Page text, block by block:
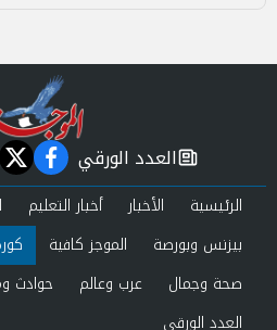
newspaper
العدد الورقي
الرئيسية الأخبار أخبار التعليم
بيزنس وبورصة
الموجز كافية
صحة وجمال
عرب وعالم حوادث
العدد الورقي